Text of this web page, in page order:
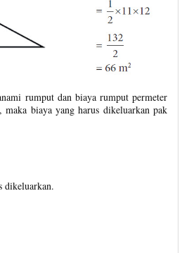
rumput dan biaya rumput permeter
maka biaya yang harus dikeluarkan pak
dikeluarkan.